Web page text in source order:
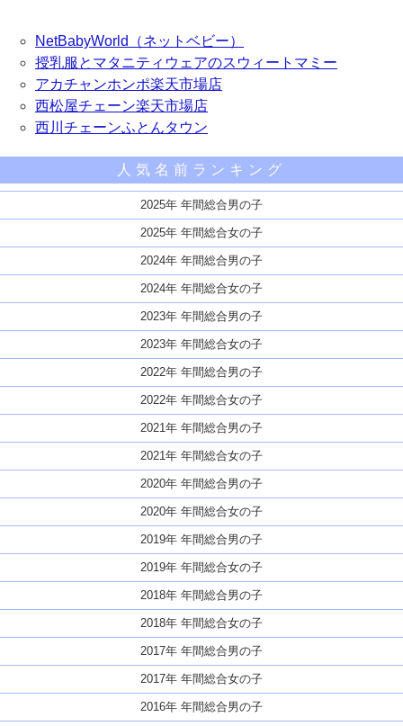
NetBabyWorld（ネットベビー）
授乳服とマタニティウェアのスウィートマミー
アカチャンホンポ楽天市場店
西松屋チェーン楽天市場店
西川チェーンふとんタウン
人気名前ランキング
2025年 年間総合男の子
2025年 年間総合女の子
2024年 年間総合男の子
2024年 年間総合女の子
2023年 年間総合男の子
2023年 年間総合女の子
2022年 年間総合男の子
2022年 年間総合女の子
2021年 年間総合男の子
2021年 年間総合女の子
2020年 年間総合男の子
2020年 年間総合女の子
2019年 年間総合男の子
2019年 年間総合女の子
2018年 年間総合男の子
2018年 年間総合女の子
2017年 年間総合男の子
2017年 年間総合女の子
2016年 年間総合男の子